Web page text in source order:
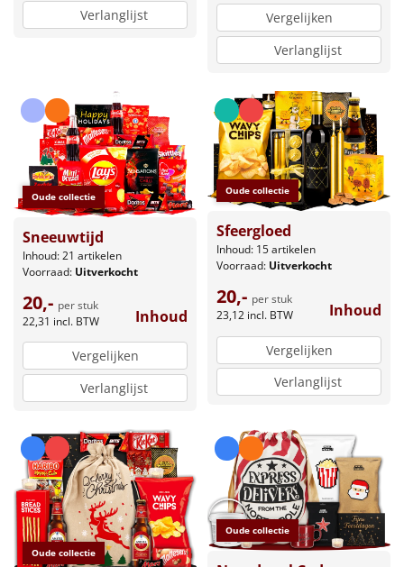
Verlanglijst
Vergelijken
Verlanglijst
Oude collectie
Sneeuwtijd
Inhoud: 21 artikelen
Voorraad: Uitverkocht
20,- per stuk
22,31 incl. BTW Inhoud
Vergelijken
Verlanglijst
Oude collectie
Sfeergloed
Inhoud: 15 artikelen
Voorraad: Uitverkocht
20,- per stuk
23,12 incl. BTW Inhoud
Vergelijken
Verlanglijst
Oude collectie
Oude collectie